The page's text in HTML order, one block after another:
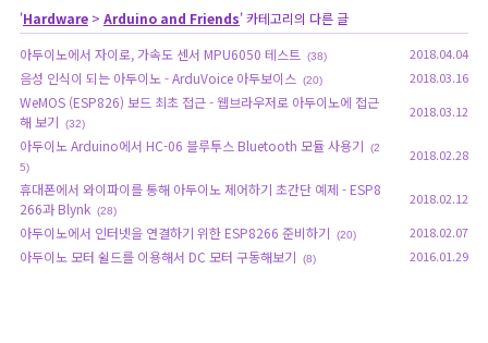
'Hardware > Arduino and Friends' 카테고리의 다른 글
아두이노에서 자이로, 가속도 센서 MPU6050 테스트
(38) 2018.04.04
음성 인식이 되는 아두이노 - ArduVoice 아두보이스 (20) 2018.03.16
WeMOS (ESP826) 보드 최초 접근 - 웹브라우저로 아두이노에 접근
해 보기
(32)
2018.03.12
아두이노 Arduino에서 HC-06 블루투스 Bluetooth 모듈 사용기
(2
5)
2018.02.28
휴대폰에서 와이파이를 통해 아두이노 제어하기 초간단 예제 - ESP8
266과 Blynk (28)
2018.02.12
아두이노에서 인터넷을 연결하기 위한 ESP8266 준비하기 (20) 2018.02.07
아두이노 모터 쉴드를 이용해서 DC 모터 구동해보기 (8) 2016.01.29